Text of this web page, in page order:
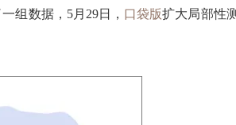
组数据，5月29日， 口袋版扩大局部性